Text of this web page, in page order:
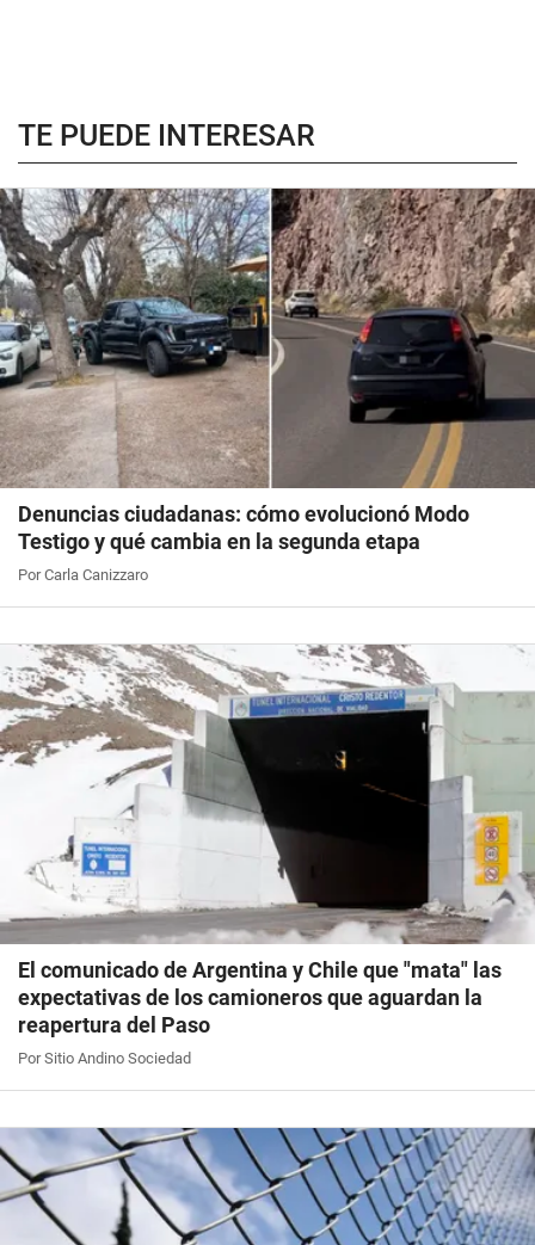
TE PUEDE INTERESAR
Denuncias ciudadanas: cómo evolucionó Modo
Testigo y qué cambia en la segunda etapa
Por Carla Canizzaro
El comunicado de Argentina y Chile que "mata" las
expectativas de los camioneros que aguardan la
reapertura del Paso
Por Sitio Andino Sociedad